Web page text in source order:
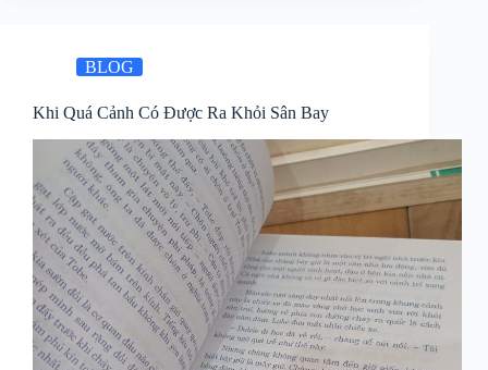
BLOG
Khi Quá Cảnh Có Được Ra Khỏi Sân Bay